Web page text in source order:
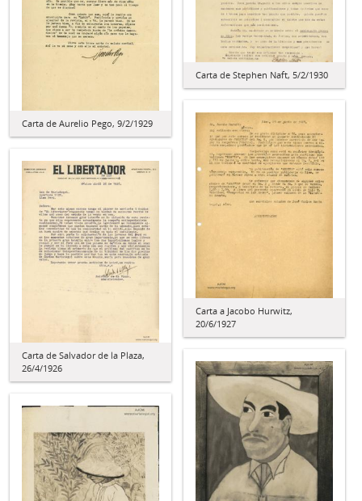
Carta de Stephen Naft, 5/2/1930
Carta de Aurelio Pego, 9/2/1929
Carta a Jacobo Hurwitz,
20/6/1927
Carta de Salvador de la Plaza,
26/4/1926